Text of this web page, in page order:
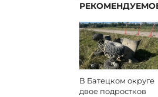
В Батецком округе
двое подростков